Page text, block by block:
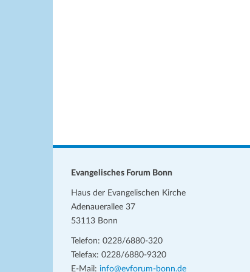
Evangelisches Forum Bonn
Haus der Evangelischen Kirche
Adenauerallee 37
53113 Bonn
Telefon: 0228/6880-320
Telefax: 0228/6880-9320
E-Mail: info@evforum-bonn.de